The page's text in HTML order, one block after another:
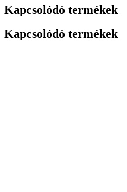
Kapcsolódó termékek
Kapcsolódó termékek